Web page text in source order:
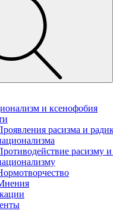
и ксенофобия
расизма и
расизму